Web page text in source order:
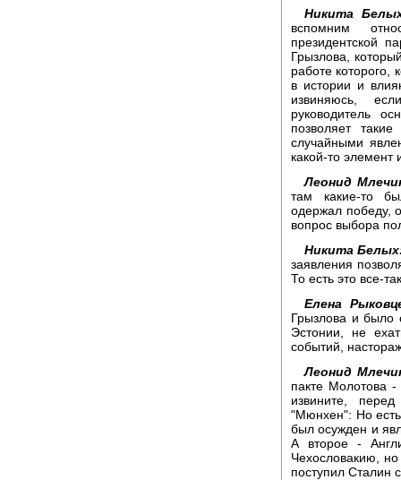
Никита
вспомним
президентской
Грызлова,
работе которого,
в истории и
извиняюсь,
руководитель
позволяет
случайными
какой-то элемент
Леонид
там какие-то
одержал победу,
вопрос выбора
Никита
заявления
То есть это все-
Елена
Грызлова и было
Эстонии, не
событий,
Леонид
пакте Молотова
извините,
"Мюнхен": Но
был осужден и
А второе -
Чехословакию, но
поступил Сталин